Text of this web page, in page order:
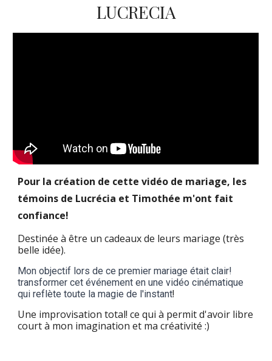
LUCRECIA
Pour la création de cette vidéo de mariage, les
témoins de Lucrécia et Timothée m'ont fait
confiance!
Destinée à être un cadeaux de leurs mariage (très
belle idée).
Mon objectif lors de ce premier mariage était clair!
transformer cet événement en une vidéo cinématique
qui reflète toute la magie de l'instant!
Une improvisation total! ce qui à permit d'avoir libre
court à mon imagination et ma créativité :)